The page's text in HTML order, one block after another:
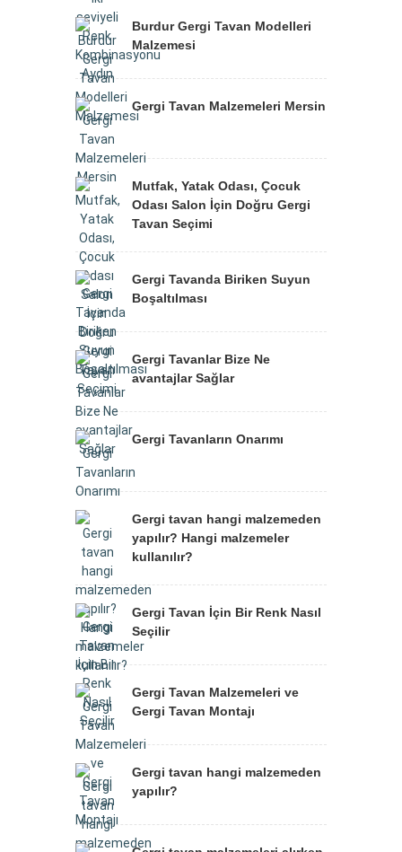
Burdur Gergi Tavan Modelleri
Malzemesi
Gergi Tavan Malzemeleri Mersin
Mutfak, Yatak Odası, Çocuk
Odası Salon İçin Doğru Gergi
Tavan Seçimi
Gergi Tavanda Biriken Suyun
Boşaltılması
Gergi Tavanlar Bize Ne
avantajlar Sağlar
Gergi Tavanların Onarımı
Gergi tavan hangi malzemeden
yapılır? Hangi malzemeler
kullanılır?
Gergi Tavan İçin Bir Renk Nasıl
Seçilir
Gergi Tavan Malzemeleri ve
Gergi Tavan Montajı
Gergi tavan hangi malzemeden
yapılır?